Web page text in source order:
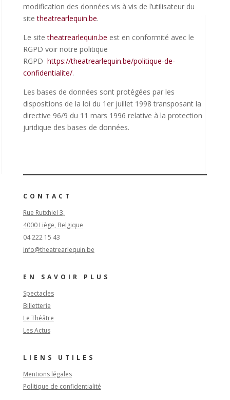
modification des données vis à vis de l’utilisateur du
site theatrearlequin.be.
Le site theatrearlequin.be est en conformité avec le
RGPD voir notre politique
RGPD https://theatrearlequin.be/politique-de-
confidentialite/.
Les bases de données sont protégées par les
dispositions de la loi du 1er juillet 1998 transposant la
directive 96/9 du 11 mars 1996 relative à la protection
juridique des bases de données.
CONTACT
Rue Rutxhiel 3,
4000 Liège, Belgique
04 222 15 43
info@theatrearlequin.be
EN SAVOIR PLUS
Spectacles
Billetterie
Le Théâtre
Les Actus
LIENS UTILES
Mentions légales
Politique de confidentialité